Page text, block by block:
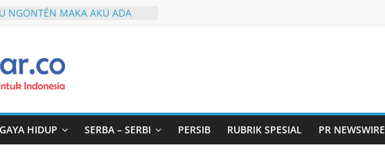
NGONTÉN MAKA AKU ADA
Terbuka
HIV pada Remaja, Solusi
Masalah
Dakwah Gelar Seminar
Rumuskan Standarisasi
Kasus Pemurtadan
GAYA HIDUP SERBA – SERBI PERSIB RUBRIK SPESIAL PR NEWSWIRE